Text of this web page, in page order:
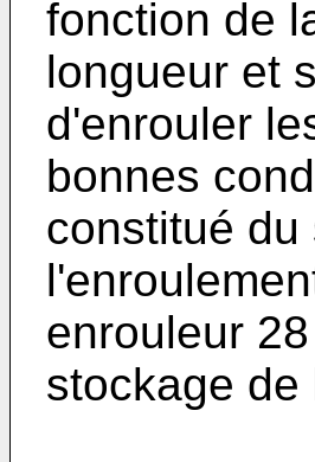
fonction de
longueur et
d'enrouler
bonnes
constitué du
enrouleur
stockage